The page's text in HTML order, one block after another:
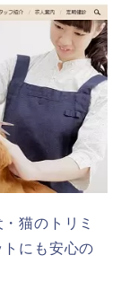
猫のトリミ
にも安心の